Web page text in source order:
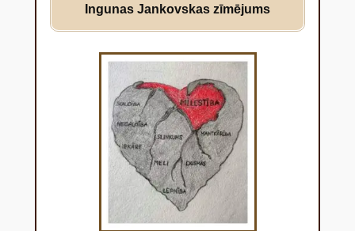
Ingunas Jankovskas zīmējums